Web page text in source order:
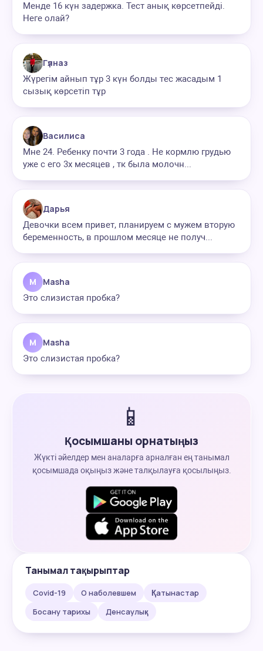
Менде 16 күн задержка. Тест анық көрсетпейді.
Неге олай?
Гүлназ
Жүрегім айнып тұр 3 күн болды тес жасадым 1
сызық көрсетіп тұр
Василиса
Мне 24. Ребенку почти 3 года . Не кормлю грудью
уже с его 3х месяцев , тк была молочн...
Дарья
Девочки всем привет, планируем с мужем вторую
беременность, в прошлом месяце не получ...
M Masha
Это слизистая пробка?
M Masha
Это слизистая пробка?
📱
Қосымшаны орнатыңыз
Жүкті әйелдер мен аналарға арналған ең танымал
қосымшада оқыңыз және талқылауға қосылыңыз.
Танымал тақырыптар
Covid-19 О наболевшем
Қатынастар
Босану тарихы
Денсаулық